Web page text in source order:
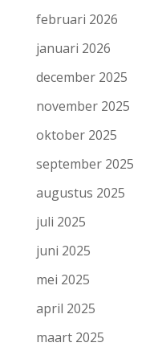
februari 2026
januari 2026
december 2025
november 2025
oktober 2025
september 2025
augustus 2025
juli 2025
juni 2025
mei 2025
april 2025
maart 2025